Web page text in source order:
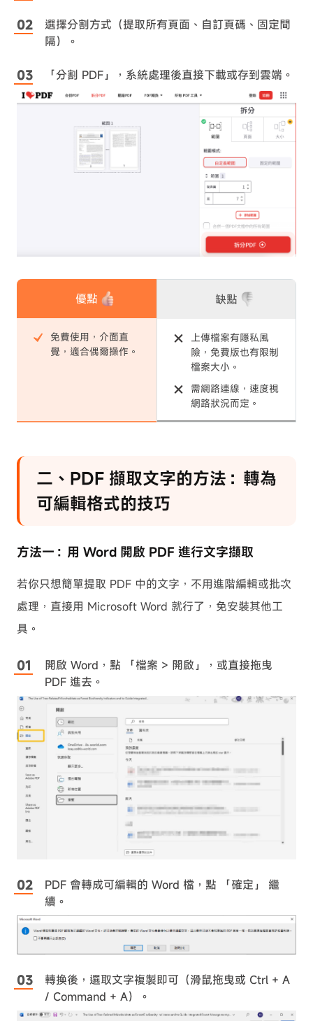
選擇分割方式（提取所有頁面、自訂頁碼、固定間
隔）。
「分割 PDF」，系統處理後直接下載或存到雲端。
優點
免費使用，介面直
覺，適合偶爾操作。
缺點
上傳檔案有隱私風
險，免費版也有限制
檔案大小。
需網路連線，速度視
網路狀況而定。
二、PDF 擷取文字的方法：轉為
可編輯格式的技巧
方法一：用 Word 開啟 PDF 進行文字擷取
若你只想簡單提取 PDF 中的文字，不用進階編輯或批次
處理，直接用 Microsoft Word 就行了，免安裝其他工
具。
開啟 Word，點 「檔案 > 開啟」，或直接拖曳
PDF 進去。
PDF 會轉成可編輯的 Word 檔，點 「確定」 繼
續。
轉換後，選取文字複製即可（滑鼠拖曳或 Ctrl + A
/ Command + A）。